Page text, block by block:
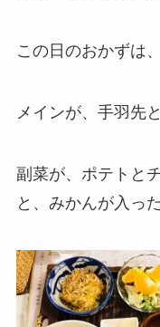
この日のおかずは、
メインが、手羽先
副菜が、ポテトと
と、みかんが入っ